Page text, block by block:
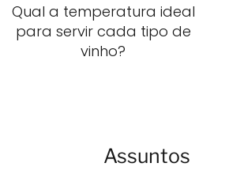
Qual a temperatura ideal
para servir cada tipo de
vinho?
Assuntos